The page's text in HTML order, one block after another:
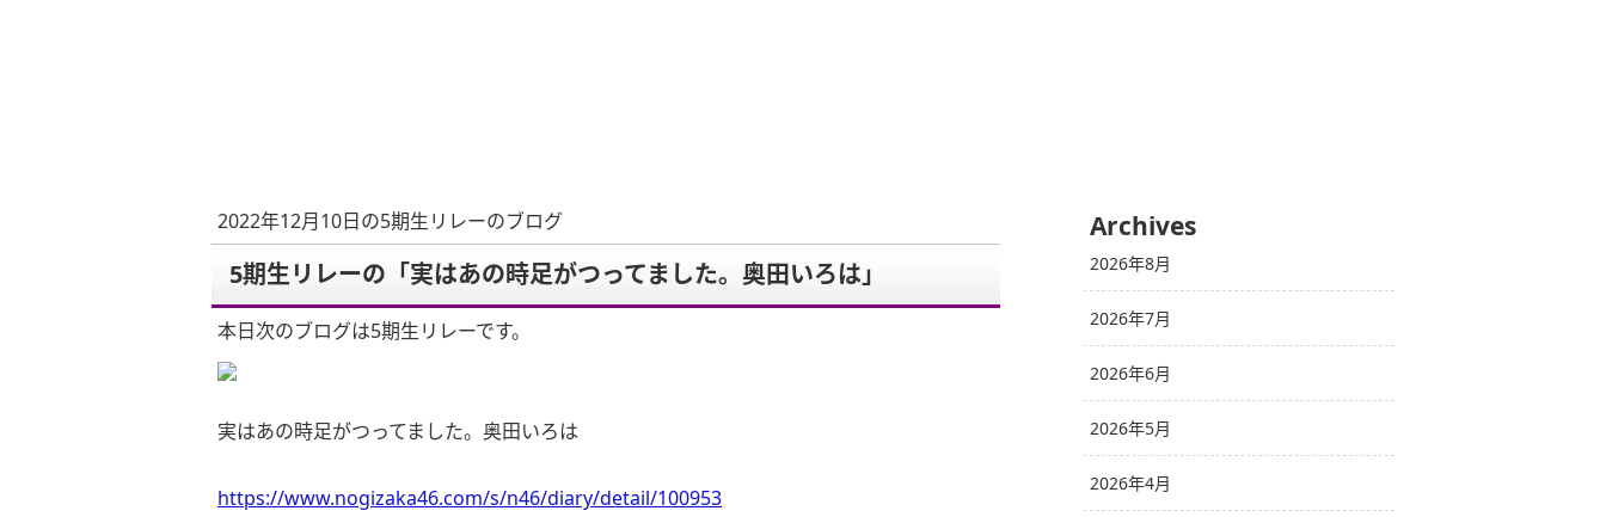
2022年12月10日の5期生リレーのブログ
5期生リレーの「実はあの時足がつってました。奥田いろは」
本日次のブログは5期生リレーです。
実はあの時足がつってました。奥田いろは
https://www.nogizaka46.com/s/n46/diary/detail/100953
Archives
2026年8月
2026年7月
2026年6月
2026年5月
2026年4月